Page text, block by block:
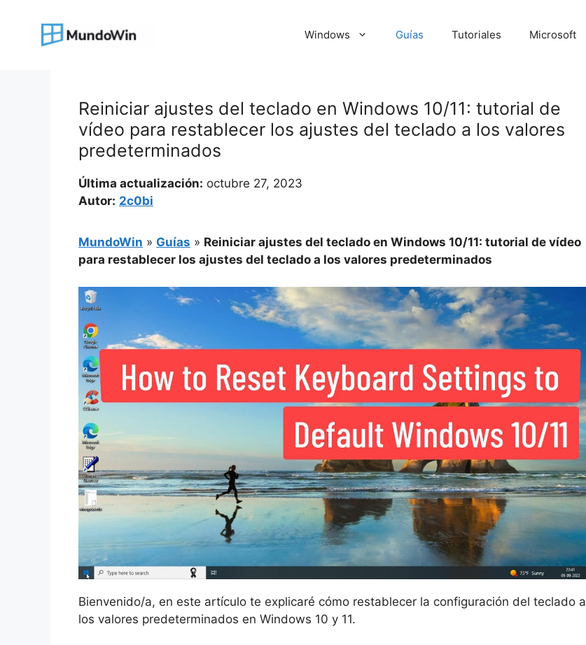
contenido
Windows Guías Tutoriales Microsoft
Reiniciar ajustes del teclado en Windows 10/11: tutorial de
vídeo para restablecer los ajustes del teclado a los valores
predeterminados
Última actualización: octubre 27, 2023
Autor: 2c0bi
MundoWin » Guías » Reiniciar ajustes del teclado en Windows 10/11: tutorial de vídeo
para restablecer los ajustes del teclado a los valores predeterminados
Bienvenido/a, en este artículo te explicaré cómo restablecer la configuración del teclado a
los valores predeterminados en Windows 10 y 11.